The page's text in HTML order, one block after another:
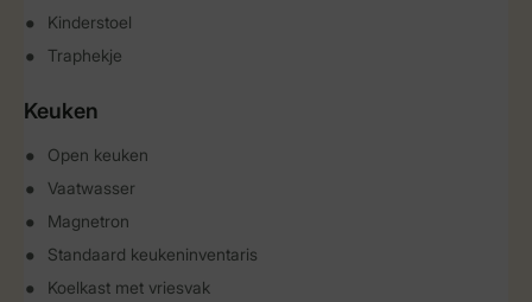
Kinderstoel
Traphekje
Keuken
Open keuken
Vaatwasser
Magnetron
Standaard keukeninventaris
Koelkast met vriesvak